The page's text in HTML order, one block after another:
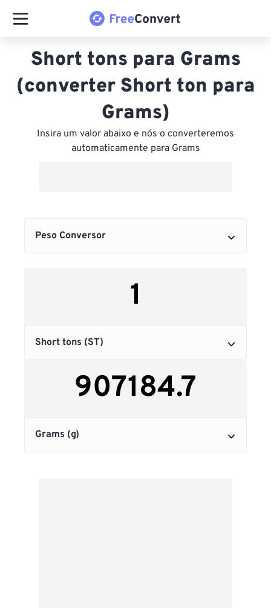
Short tons para Grams
(converter Short ton para
Grams)
Insira um valor abaixo e nós o converteremos
automaticamente para Grams